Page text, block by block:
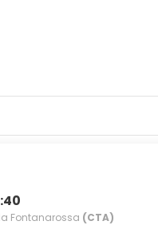
Fontanarossa (CTA)